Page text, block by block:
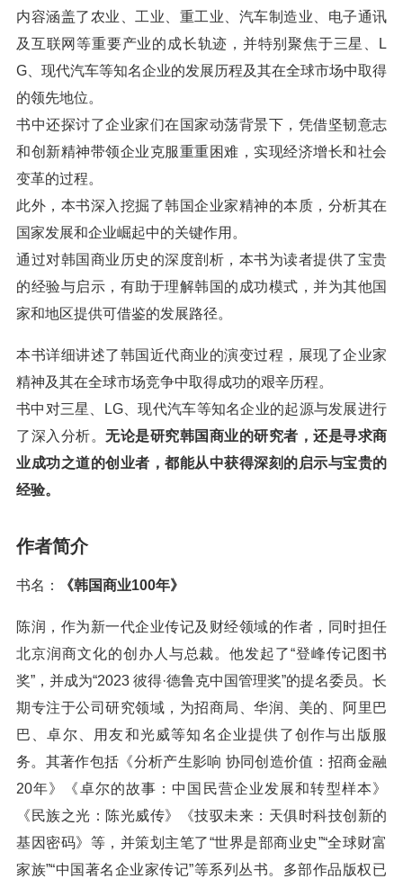
内容涵盖了农业、工业、重工业、汽车制造业、电子通讯
及互联网等重要产业的成长轨迹，并特别聚焦于三星、L
G、现代汽车等知名企业的发展历程及其在全球市场中取得
的领先地位。
书中还探讨了企业家们在国家动荡背景下，凭借坚韧意志
和创新精神带领企业克服重重困难，实现经济增长和社会
变革的过程。
此外，本书深入挖掘了韩国企业家精神的本质，分析其在
国家发展和企业崛起中的关键作用。
通过对韩国商业历史的深度剖析，本书为读者提供了宝贵
的经验与启示，有助于理解韩国的成功模式，并为其他国
家和地区提供可借鉴的发展路径。
本书详细讲述了韩国近代商业的演变过程，展现了企业家
精神及其在全球市场竞争中取得成功的艰辛历程。
书中对三星、LG、现代汽车等知名企业的起源与发展进行
了深入分析。 无论是研究韩国商业的研究者，还是寻求商
业成功之道的创业者，都能从中获得深刻的启示与宝贵的
经验。
作者简介
书名： 《韩国商业100年》
陈润，作为新一代企业传记及财经领域的作者，同时担任
北京润商文化的创办人与总裁。他发起了“登峰传记图书
奖”，并成为“2023 彼得·德鲁克中国管理奖”的提名委员。长
期专注于公司研究领域，为招商局、华润、美的、阿里巴
巴、卓尔、用友和光威等知名企业提供了创作与出版服
务。其著作包括《分析产生影响 协同创造价值：招商金融
20年》《卓尔的故事：中国民营企业发展和转型样本》
《民族之光：陈光威传》《技驭未来：天俱时科技创新的
基因密码》等，并策划主笔了“世界是部商业史”“全球财富
家族”“中国著名企业家传记”等系列丛书。多部作品版权已